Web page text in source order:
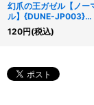
幻爪の王ガゼル【ノー
ル】{DUNE-JP003}
《モンスター》
120円(税込)